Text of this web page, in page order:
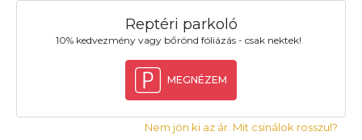
Reptéri parkoló
10% kedvezmény vagy bőrönd fóliázás - csak nektek!
MEGNÉZEM
Nem jön ki az ár. Mit csinálok rosszul?